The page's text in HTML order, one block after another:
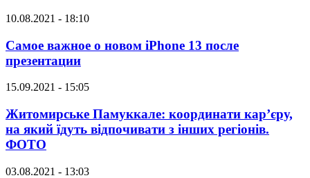
10.08.2021 - 18:10
Самое важное о новом iPhone 13 после
презентации
15.09.2021 - 15:05
Житомирське Памуккале: координати кар’єру,
на який їдуть відпочивати з інших регіонів.
ФОТО
03.08.2021 - 13:03